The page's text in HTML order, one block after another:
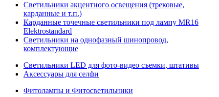
Светильники акцентного освещения (трековые,
карданные и т.п.)
Карданные точечные светильники под лампу MR16
Elektrostandard
Светильники на однофазный шинопровод,
комплектующие
Светильники LED для фото-видео съемки, штативы
Аксессуары для селфи
Фитолампы и Фитосветильники